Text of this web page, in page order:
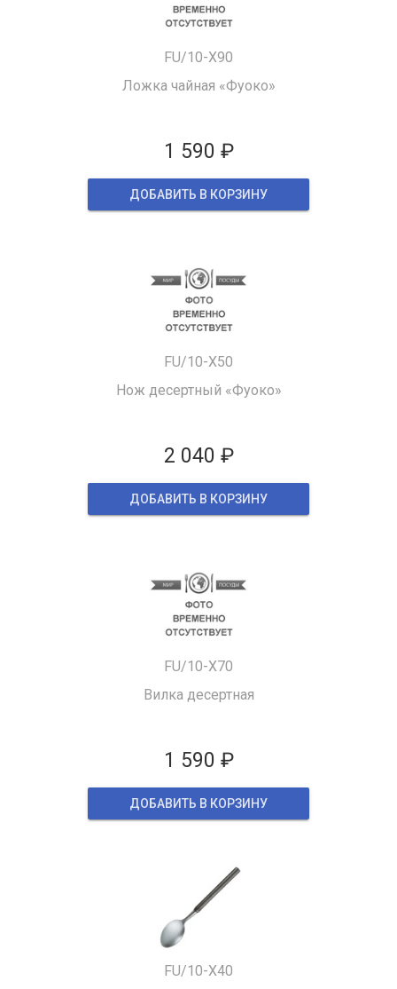
FU/10-X90
Ложка чайная «Фуоко»
1 590 ₽
ДОБАВИТЬ В КОРЗИНУ
FU/10-X50
Нож десертный «Фуоко»
2 040 ₽
ДОБАВИТЬ В КОРЗИНУ
FU/10-X70
Вилка десертная
1 590 ₽
ДОБАВИТЬ В КОРЗИНУ
FU/10-X40